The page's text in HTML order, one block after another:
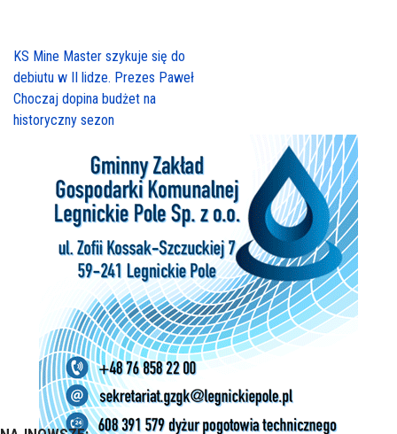
KS Mine Master szykuje się do
debiutu w II lidze. Prezes Paweł
Choczaj dopina budżet na
historyczny sezon